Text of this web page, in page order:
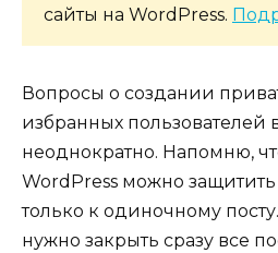
сайты на WordPress.
Вопросы о создании
избранных пользователей
неоднократно. Напомню,
WordPress можно
только к одиночному
нужно закрыть сразу все